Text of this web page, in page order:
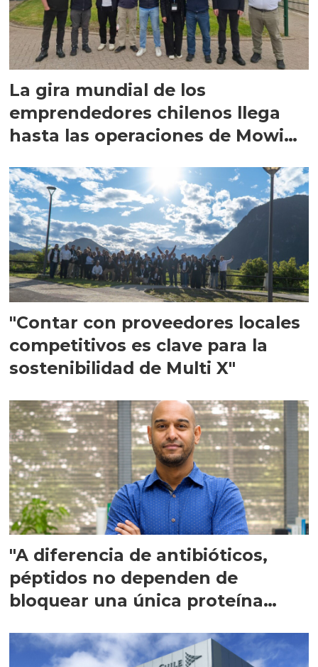
La gira mundial de los
emprendedores chilenos llega
hasta las operaciones de Mowi
"Contar con proveedores locales
competitivos es clave para la
sostenibilidad de Multi X"
"A diferencia de antibióticos,
péptidos no dependen de
bloquear una única proteína